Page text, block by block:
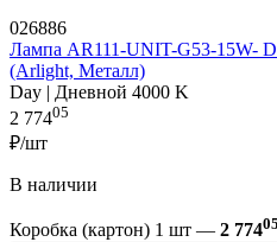
026886
Лампа AR111-UNIT-G53-15W-
(Arlight, Металл)
Day | Дневной 4000 K
2 77405
₽/шт
В наличии
Коробка (картон) 1 шт — 2 77405